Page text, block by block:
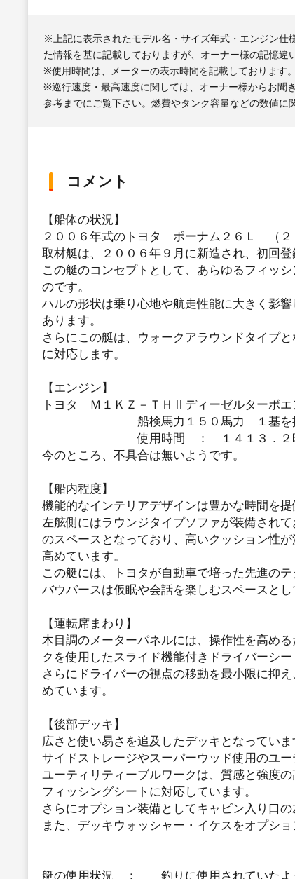
※上記に表示されたモデル名・サイズ年式・エンジン仕
た情報を基に記載しておりますが、オーナー様の記憶
※使用時間は、メーターの表示時間を記載しております
※巡行速度・最高速度に関しては、オーナー様からお聞
参考までにご覧下さい。燃費やタンク容量などの数値に
コメント
【船体の状況】
２００６年式のトヨタ ポーナム２６Ｌ （２
取材艇は、２００６年９月に新造され、初回登
この艇のコンセプトとして、あらゆるフィッ
のです。
ハルの形状は乗り心地や航走性能に大きく影
あります。
さらにこの艇は、ウォークアラウンドタイプ
に対応します。
【エンジン】
トヨタ Ｍ１ＫＺ－ＴＨⅡディーゼルターボエ
船検馬力１５０馬力 １基を搭載
使用時間 ： １４１３．２
今のところ、不具合は無いようです。
【船内程度】
機能的なインテリアデザインは豊かな時間を提
左舷側にはラウンジタイプソファが装備され
のスペースとなっており、高いクッション性
高めています。
この艇には、トヨタが自動車で培った先進の
バウバースは仮眠や会話を楽しむスペースと
【運転席まわり】
木目調のメーターパネルには、操作性を高め
クを使用したスライド機能付きドライバーシ
さらにドライバーの視点の移動を最小限に抑
めています。
【後部デッキ】
広さと使い易さを追及したデッキとなっていま
サイドストレージやスーパーウッド使用のユ
ユーティリティーブルワークは、質感と強度
フィッシングシートに対応しています。
さらにオプション装備としてキャビン入り口
また、デッキウォッシャー・イケスをオプショ
艇の使用状況 ： 釣りに使用されていたよ